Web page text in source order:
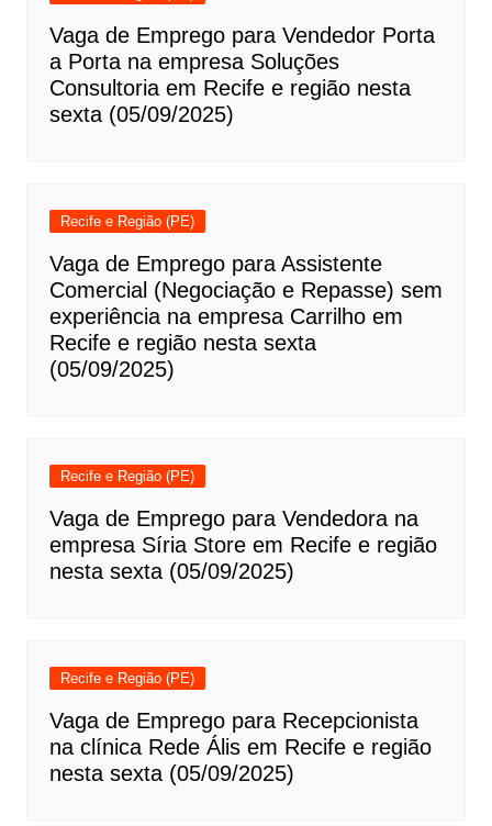
Vaga de Emprego para Vendedor Porta
a Porta na empresa Soluções
Consultoria em Recife e região nesta
sexta (05/09/2025)
Recife e Região (PE)
Vaga de Emprego para Assistente
Comercial (Negociação e Repasse) sem
experiência na empresa Carrilho em
Recife e região nesta sexta
(05/09/2025)
Recife e Região (PE)
Vaga de Emprego para Vendedora na
empresa Síria Store em Recife e região
nesta sexta (05/09/2025)
Recife e Região (PE)
Vaga de Emprego para Recepcionista
na clínica Rede Ális em Recife e região
nesta sexta (05/09/2025)